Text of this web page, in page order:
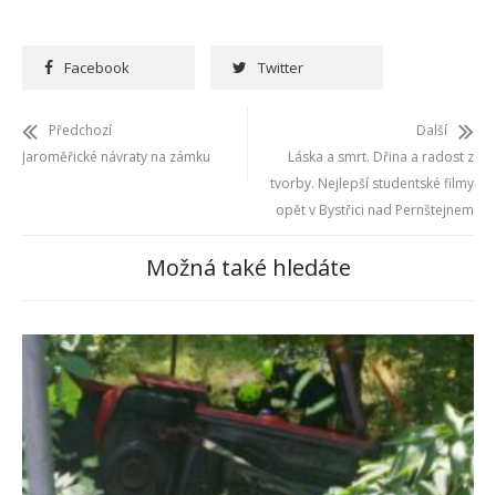
Facebook Twitter
Předchozí
Jaroměřické návraty na zámku
Další
Láska a smrt. Dřina a radost z
tvorby. Nejlepší studentské filmy
opět v Bystřici nad Pernštejnem
Možná také hledáte